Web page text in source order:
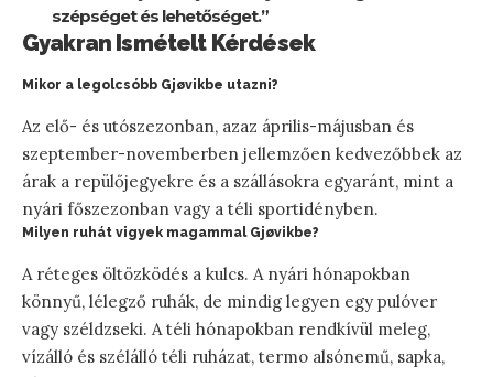
szépséget és lehetőséget.”
Gyakran Ismételt Kérdések
Mikor a legolcsóbb Gjøvikbe utazni?
Az elő- és utószezonban, azaz április-májusban és
szeptember-novemberben jellemzően kedvezőbbek az
árak a repülőjegyekre és a szállásokra egyaránt, mint a
nyári főszezonban vagy a téli sportidényben.
Milyen ruhát vigyek magammal Gjøvikbe?
A réteges öltözködés a kulcs. A nyári hónapokban
könnyű, lélegző ruhák, de mindig legyen egy pulóver
vagy széldzseki. A téli hónapokban rendkívül meleg,
vízálló és szélálló téli ruházat, termo alsónemű, sapka,